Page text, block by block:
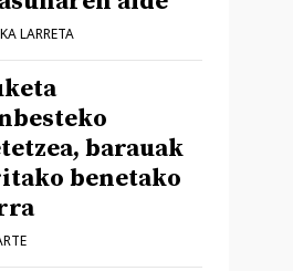
LARRETA
barauak
benetako